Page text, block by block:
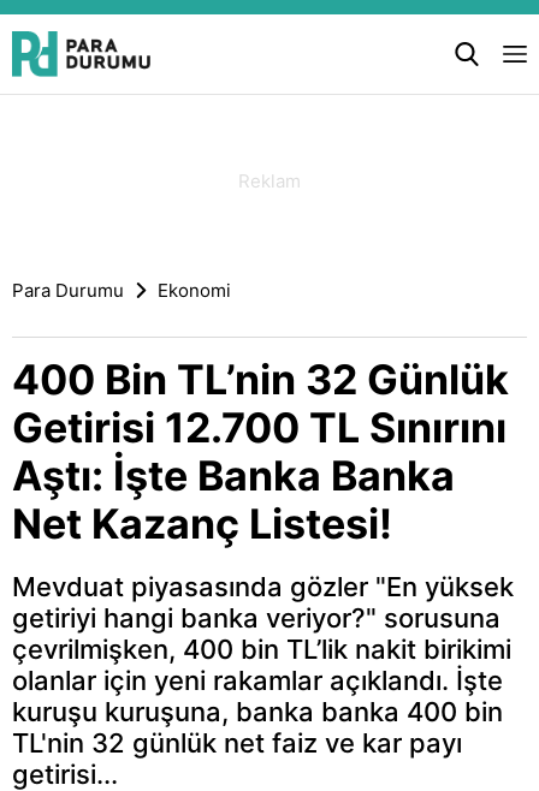
Para Durumu Ekonomi
400 Bin TL’nin 32 Günlük
Getirisi 12.700 TL Sınırını
Aştı: İşte Banka Banka
Net Kazanç Listesi!
Mevduat piyasasında gözler "En yüksek
getiriyi hangi banka veriyor?" sorusuna
çevrilmişken, 400 bin TL’lik nakit birikimi
olanlar için yeni rakamlar açıklandı. İşte
kuruşu kuruşuna, banka banka 400 bin
TL'nin 32 günlük net faiz ve kar payı
getirisi...